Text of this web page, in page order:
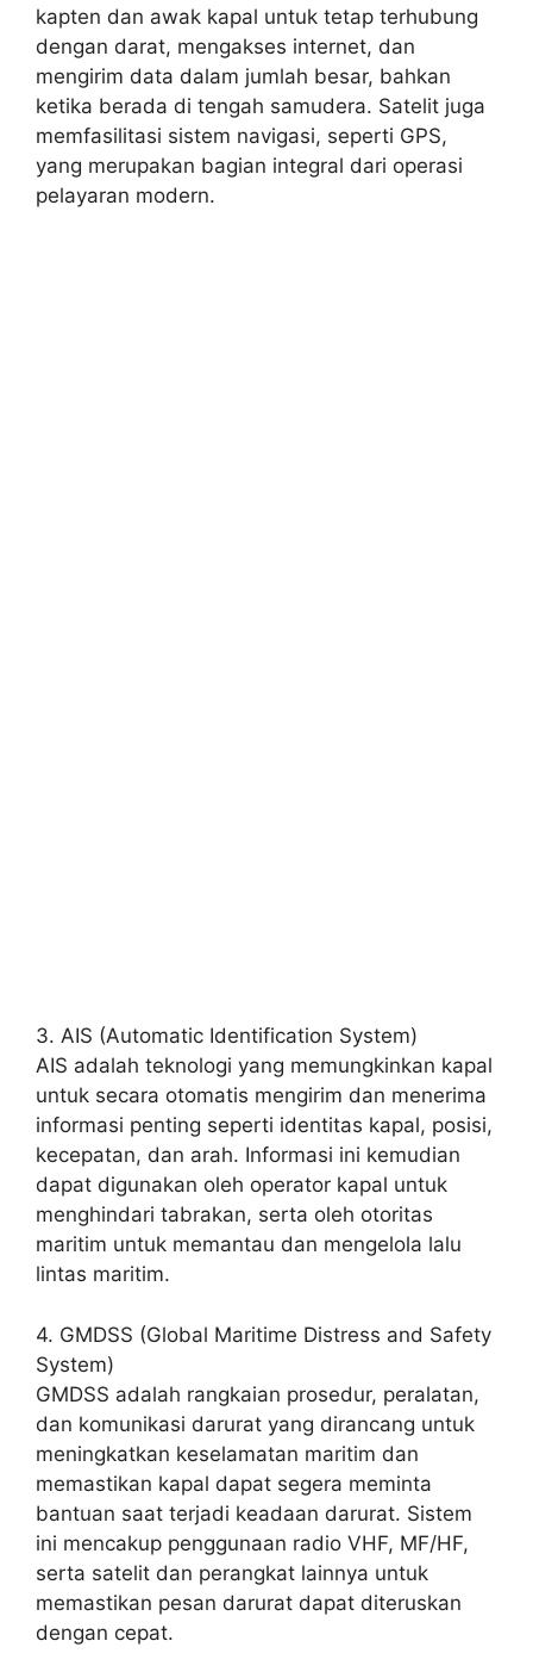
kapten dan awak kapal untuk tetap terhubung
dengan darat, mengakses internet, dan
mengirim data dalam jumlah besar, bahkan
ketika berada di tengah samudera. Satelit juga
memfasilitasi sistem navigasi, seperti GPS,
yang merupakan bagian integral dari operasi
pelayaran modern.
3. AIS (Automatic Identification System)
AIS adalah teknologi yang memungkinkan kapal
untuk secara otomatis mengirim dan menerima
informasi penting seperti identitas kapal, posisi,
kecepatan, dan arah. Informasi ini kemudian
dapat digunakan oleh operator kapal untuk
menghindari tabrakan, serta oleh otoritas
maritim untuk memantau dan mengelola lalu
lintas maritim.
4. GMDSS (Global Maritime Distress and Safety
System)
GMDSS adalah rangkaian prosedur, peralatan,
dan komunikasi darurat yang dirancang untuk
meningkatkan keselamatan maritim dan
memastikan kapal dapat segera meminta
bantuan saat terjadi keadaan darurat. Sistem
ini mencakup penggunaan radio VHF, MF/HF,
serta satelit dan perangkat lainnya untuk
memastikan pesan darurat dapat diteruskan
dengan cepat.